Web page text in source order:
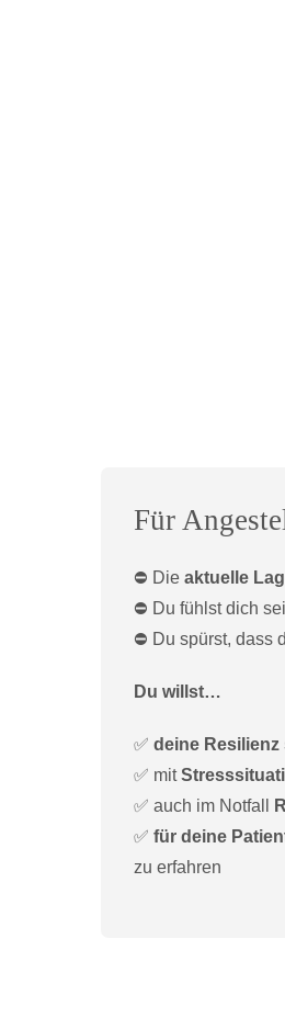
Für
⛔️ Die aktuelle
⛔️ Du fühlst dich
⛔️ Du spürst, dass
Du willst…
✅ deine Resilienz
✅ mit
✅ auch im Notfall
✅ für deine
zu erfahren